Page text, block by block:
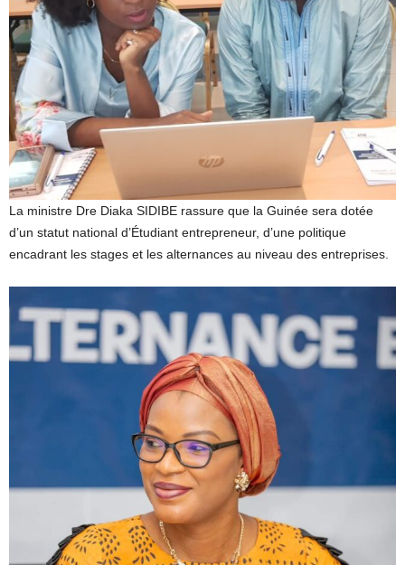
La ministre Dre Diaka SIDIBE rassure que la Guinée sera dotée
d’un statut national d’Étudiant entrepreneur, d’une politique
encadrant les stages et les alternances au niveau des entreprises.